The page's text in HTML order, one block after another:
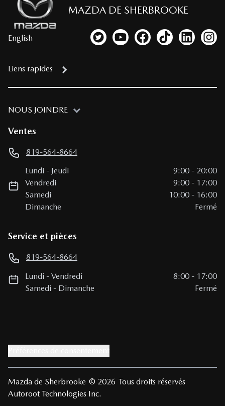
MAZDA DE SHERBROOKE
English Lien vers notre compte Twitter
Lien vers notre chaîne
Lien vers notre page
Lien vers notre
Lien vers
Lien
Liens rapides
NOUS JOINDRE
Ventes
819-564-8664
Lundi - Jeudi 9:00 - 20:00
Vendredi
9:00 - 17:00
Samedi
10:00 - 16:00
Dimanche
Fermé
Service et pièces
819-564-8664
Lundi -Vendredi 8:00 - 17:00
Samedi - Dimanche Fermé
Mazda de Sherbrooke © 2026 Tous droits réservés
Autoroot Technologies Inc.